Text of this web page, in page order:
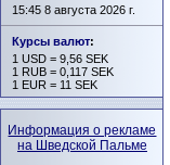
15:45 8 августа 2026 г.
Курсы валют:
1 USD = 9,56 SEK
1 RUB = 0,117 SEK
1 EUR = 11 SEK
Информация о рекламе
на Шведской Пальме